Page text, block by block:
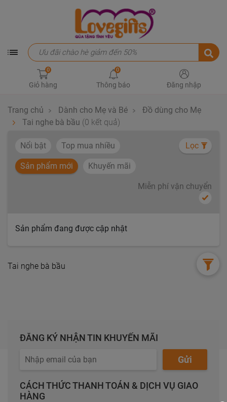
0
Giỏ hàng
0
Thông báo Đăng nhập
Trang chủ Dành cho Mẹ và Bé
Đồ dùng cho Mẹ
Tai nghe bà bầu (0 kết quả)
Nổi bật Top mua nhiều
Sản phẩm mới Khuyến mãi
Lọc
Miễn phí vận chuyển
Sản phẩm đang được cập nhật
Tai nghe bà bầu
ĐĂNG KÝ NHẬN TIN KHUYẾN MÃI
Gửi
CÁCH THỨC THANH TOÁN & DỊCH VỤ GIAO
HÀNG